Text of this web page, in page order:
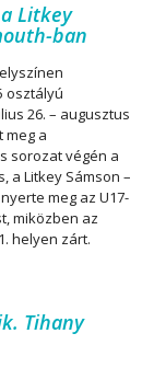
Litkey
ban
osztályú
26. – augusztus
meg a
sorozat végén a
a Litkey Sámson –
meg az U17-
miközben az
helyen zárt.
Tihany